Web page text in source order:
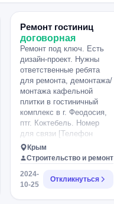
Ремонт гостиниц
договорная
Ремонт под ключ. Есть
дизайн-проект. Нужны
ответственные ребята
для ремонта, демонтажа/
монтажа кафельной
плитки в гостиничный
комплекс в г. Феодосия,
птг. Коктебель. Номер
для связи [Телефон
скрыт].
Крым
Строительство и ремонт
2024-
10-25
Откликнуться